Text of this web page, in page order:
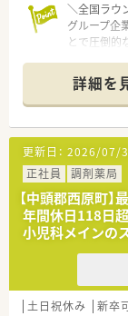
宅やサテラ
■時短勤務
参加のため
制度も充実
■ホワイト
高く、従
＼全国ラウ
グループ企
とで圧倒的
【店舗情報
■沖縄県国
車通勤が可
■内科や眼
60枚ほど応
■現在の店
たなメンバ
【法人特徴
■調剤薬局
携しなが
■薬剤師と
多様な働き
■従業員の
詳細を
更新日： 2026/07/
正社員
調剤薬局
【中頭郡西原町
年間休日118日
小児科メインの
土日祝休み 新卒